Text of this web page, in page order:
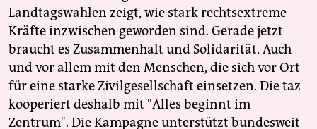
Landtagswahlen zeigt, wie stark rechtsextreme
Kräfte inzwischen geworden sind. Gerade jetzt
braucht es Zusammenhalt und Solidarität. Auch
und vor allem mit den Menschen, die sich vor Ort
für eine starke Zivilgesellschaft einsetzen. Die taz
kooperiert deshalb mit "Alles beginnt im
Zentrum". Die Kampagne unterstützt bundesweit